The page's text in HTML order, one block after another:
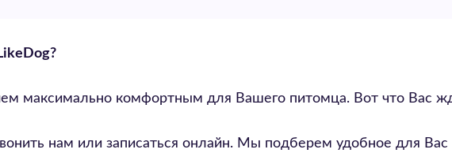
максимально комфортным для Вашего питомца. Вот что Вас
нам или записаться онлайн. Мы подберем удобное для Вас